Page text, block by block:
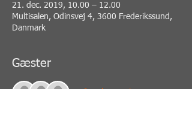
21. dec. 2019, 10.00 – 12.00
Multisalen, Odinsvej 4, 3600 Frederikssund,
Danmark
Gæster